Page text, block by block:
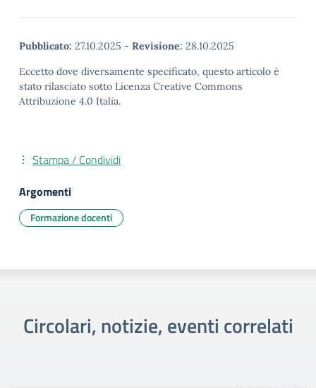
Pubblicato: 27.10.2025 - Revisione: 28.10.2025
Eccetto dove diversamente specificato, questo articolo è
stato rilasciato sotto Licenza Creative Commons
Attribuzione 4.0 Italia.
Stampa / Condividi
Argomenti
Formazione docenti
Circolari, notizie, eventi correlati